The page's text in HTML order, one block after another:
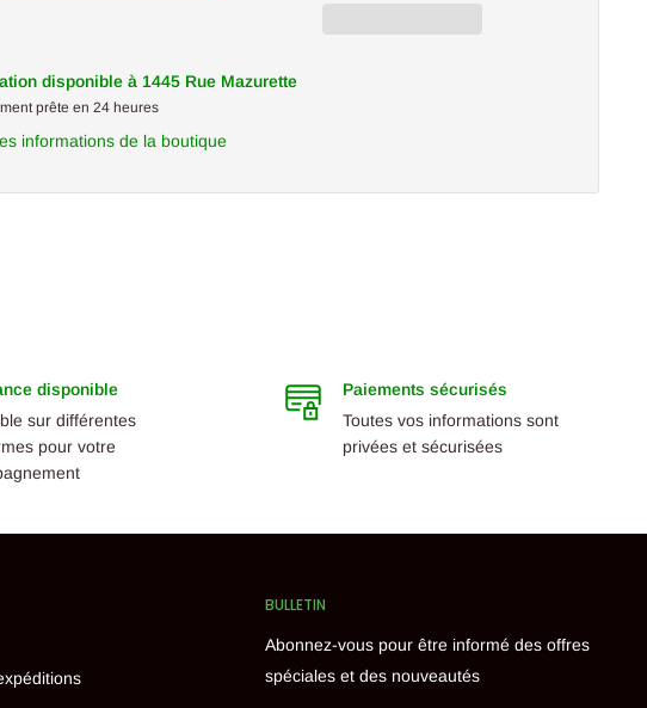
disponible à 1445 Rue Mazurette
prête en 24 heures
informations de la boutique
disponible
sur différentes
pour votre
Paiements sécurisés
Toutes vos informations sont
privées et sécurisées
BULLETIN
Abonnez-vous pour être informé des offres
spéciales et des nouveautés